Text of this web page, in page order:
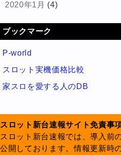
2020年1月 (4)
ブックマーク
P-world
スロット実機価格比較
家スロを愛する人のDB
スロット新台速報サイト免責事
スロット新台速報では、導入前
公開しております。情報更新時